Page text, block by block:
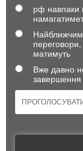
рф навпаки
Найближчим
переговори,
матимуть
Вже давно
завершення